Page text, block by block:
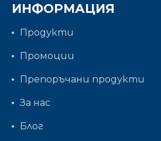
ИНФОРМАЦИЯ
Продукти
Промоции
Препоръчани продукти
За нас
Блог